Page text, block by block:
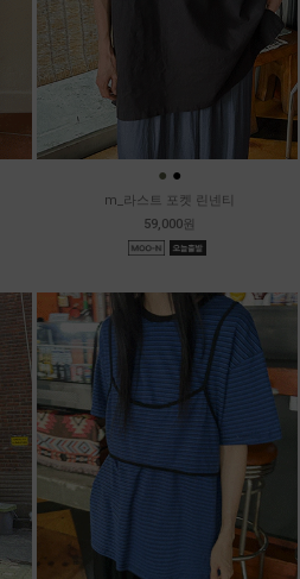
● ●
m_라스트 포켓 린넨티
59,000원